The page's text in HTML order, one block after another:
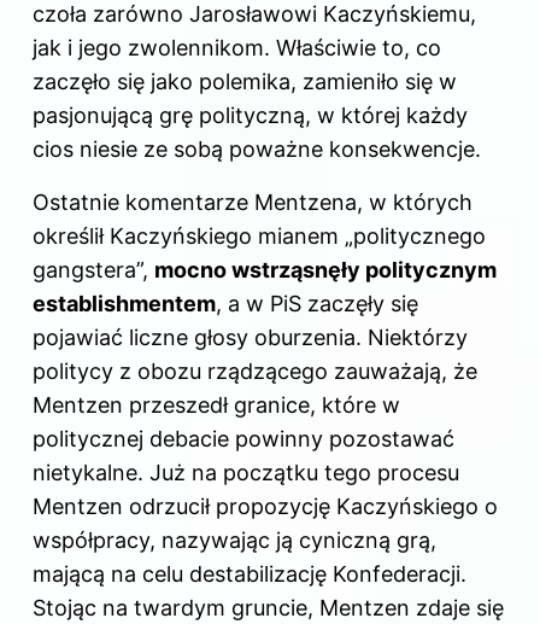
czoła zarówno Jarosławowi Kaczyńskiemu,
jak i jego zwolennikom. Właściwie to, co
zaczęło się jako polemika, zamieniło się w
pasjonującą grę polityczną, w której każdy
cios niesie ze sobą poważne konsekwencje.
Ostatnie komentarze Mentzena, w których
określił Kaczyńskiego mianem „politycznego
gangstera”, mocno wstrząsnęły politycznym
establishmentem, a w PiS zaczęły się
pojawiać liczne głosy oburzenia. Niektórzy
politycy z obozu rządzącego zauważają, że
Mentzen przeszedł granice, które w
politycznej debacie powinny pozostawać
nietykalne. Już na początku tego procesu
Mentzen odrzucił propozycję Kaczyńskiego o
współpracy, nazywając ją cyniczną grą,
mającą na celu destabilizację Konfederacji.
Stojąc na twardym gruncie, Mentzen zdaje się